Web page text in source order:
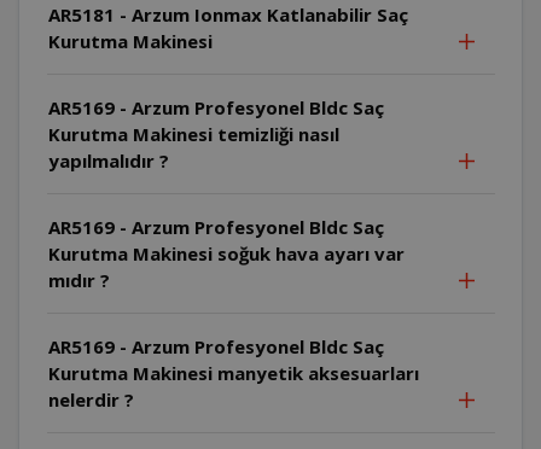
AR5181 - Arzum Ionmax Katlanabilir Saç
Kurutma Makinesi
AR5169 - Arzum Profesyonel Bldc Saç
Kurutma Makinesi temizliği nasıl
yapılmalıdır ?
AR5169 - Arzum Profesyonel Bldc Saç
Kurutma Makinesi soğuk hava ayarı var
mıdır ?
AR5169 - Arzum Profesyonel Bldc Saç
Kurutma Makinesi manyetik aksesuarları
nelerdir ?